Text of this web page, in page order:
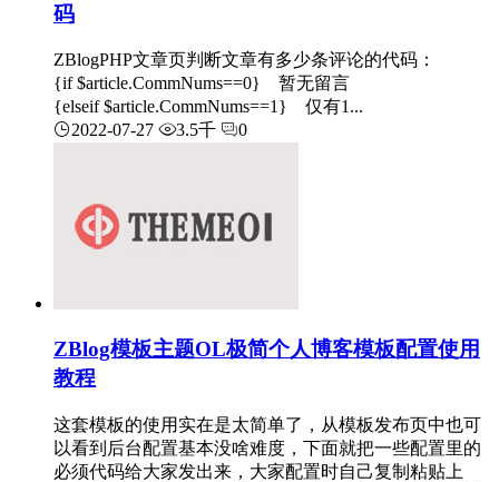
码
ZBlogPHP文章页判断文章有多少条评论的代码：
{if $article.CommNums==0} 暂无留言
{elseif $article.CommNums==1} 仅有1...
2022-07-27
3.5千 0
ZBlog模板主题OL极简个人博客模板配置使用
教程
这套模板的使用实在是太简单了，从模板发布页中也可
以看到后台配置基本没啥难度，下面就把一些配置里的
必须代码给大家发出来，大家配置时自己复制粘贴上